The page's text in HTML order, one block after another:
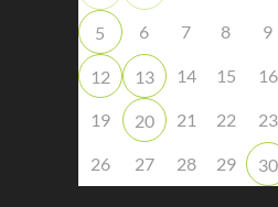
5 6 7 8 9
12 13 14 15 16
19 20 21 22 23
26 27 28 29 30